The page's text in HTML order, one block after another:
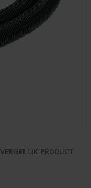
VERGELIJK PRODUCT